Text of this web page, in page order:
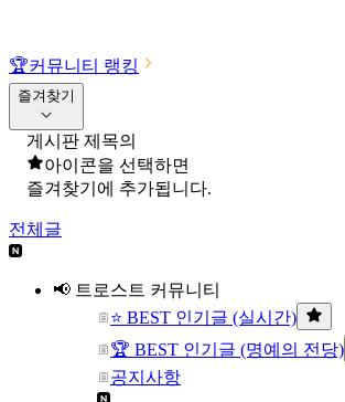
🏆커뮤니티 랭킹
즐겨찾기
게시판 제목의
아이콘을 선택하면
즐겨찾기에 추가됩니다.
전체글
📢 트로스트 커뮤니티
⭐ BEST 인기글 (실시간)
🏆 BEST 인기글 (명예의 전당)
공지사항